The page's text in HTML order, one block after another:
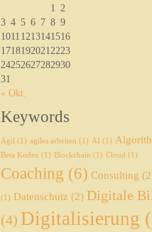
1
2
3 4 5 6 7 8 9
1011 1213141516
1718192021 2223
24252627282930
31
« Okt.
Keywords
Agil (1) agiles arbeiten (1) AI (1)
Beta Kodex (1) Blockchain (1) Cloud (1)
Coaching (6) Consulting
(1) Datenschutz (2) Digitale
(4) Digitalisierung